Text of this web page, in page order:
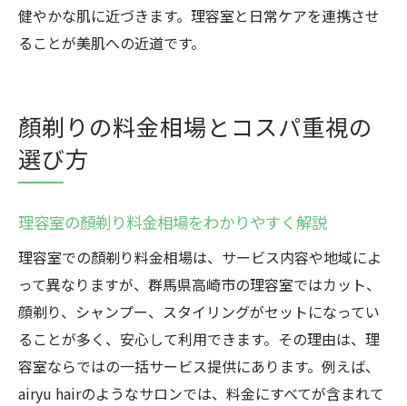
健やかな肌に近づきます。理容室と日常ケアを連携させ
ることが美肌への近道です。
顏剃りの料金相場とコスパ重視の
選び方
理容室の顏剃り料金相場をわかりやすく解説
理容室での顏剃り料金相場は、サービス内容や地域によ
って異なりますが、群馬県高崎市の理容室ではカット、
顔剃り、シャンプー、スタイリングがセットになってい
ることが多く、安心して利用できます。その理由は、理
容室ならではの一括サービス提供にあります。例えば、
airyu hairのようなサロンでは、料金にすべてが含まれて